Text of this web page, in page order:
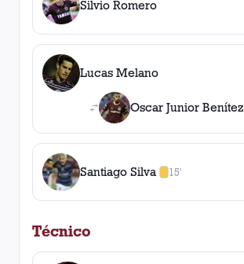
Silvio Romero
Lucas Melano
Oscar Junior Benítez
Santiago Silva 15'
1amarilla
Técnico